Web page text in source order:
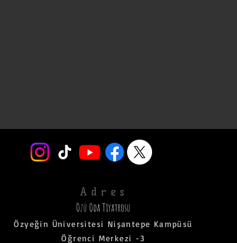
Adres
Özü Oda Tiyatrosu
Özyeğin Üniversitesi Nişantepe Kampüsü
Öğrenci Merkezi -3